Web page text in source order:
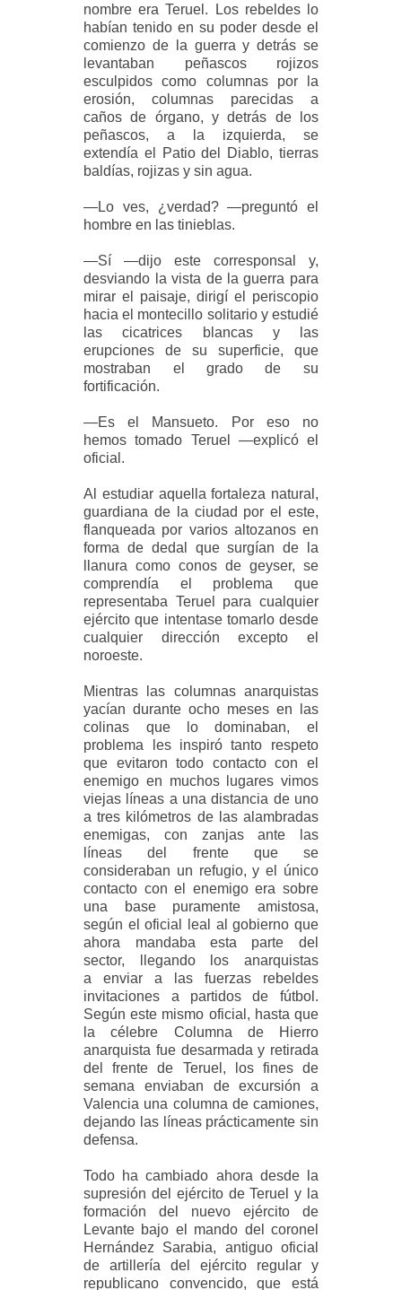
nombre era Teruel. Los rebeldes lo
habían tenido en su poder desde el
comienzo de la guerra y detrás se
levantaban peñascos rojizos
esculpidos como columnas por la
erosión, columnas parecidas a
caños de órgano, y detrás de los
peñascos, a la izquierda, se
extendía el Patio del Diablo, tierras
baldías, rojizas y sin agua.
—Lo ves, ¿verdad? —preguntó el
hombre en las tinieblas.
—Sí —dijo este corresponsal y,
desviando la vista de la guerra para
mirar el paisaje, dirigí el periscopio
hacia el montecillo solitario y estudié
las cicatrices blancas y las
erupciones de su superficie, que
mostraban el grado de su
fortificación.
—Es el Mansueto. Por eso no
hemos tomado Teruel —explicó el
oficial.
Al estudiar aquella fortaleza natural,
guardiana de la ciudad por el este,
flanqueada por varios altozanos en
forma de dedal que surgían de la
llanura como conos de geyser, se
comprendía el problema que
representaba Teruel para cualquier
ejército que intentase tomarlo desde
cualquier dirección excepto el
noroeste.
Mientras las columnas anarquistas
yacían durante ocho meses en las
colinas que lo dominaban, el
problema les inspiró tanto respeto
que evitaron todo contacto con el
enemigo en muchos lugares vimos
viejas líneas a una distancia de uno
a tres kilómetros de las alambradas
enemigas, con zanjas ante las
líneas del frente que se
consideraban un refugio, y el único
contacto con el enemigo era sobre
una base puramente amistosa,
según el oficial leal al gobierno que
ahora mandaba esta parte del
sector, llegando los anarquistas
aenviar a las fuerzas rebeldes
invitaciones a partidos de fútbol.
Según este mismo oficial, hasta que
la célebre Columna de Hierro
anarquista fue desarmada y retirada
del frente de Teruel, los fines de
semana enviaban de excursión a
Valencia una columna de camiones,
dejando las líneas prácticamente sin
defensa.
Todo ha cambiado ahora desde la
supresión del ejército de Teruel y la
formación del nuevo ejército de
Levante bajo el mando del coronel
Hernández Sarabia, antiguo oficial
de artillería del ejército regular y
republicano convencido, que está